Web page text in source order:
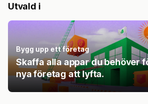
Utvald i
Bygg upp ett företag
Skaffa alla appar du behöver
nya företag att lyfta.